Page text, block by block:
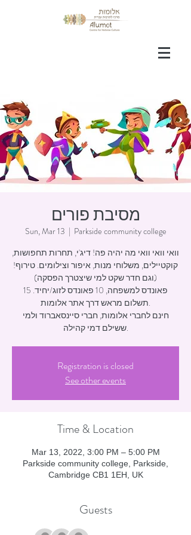
מסיבת פורים
Sun, Mar 13
  |
Parkside community college
וואי וואי וואי מה יהיה פה! דיג'י, תחרות תחפושות,
קוקטיילים, משלוחי מנות, איפור וצילומים. טירוף!
(וגם חדר שקט למי שיצטרך הפסקה)
15 פאונדס למשפחה, 10 פאונדס לזוג/יחיד.
תשלום מראש דרך אתר אלומות.
חינם לחברי אלומות, חברי סיינסאברוד ולמי
ששילם דמי קהילה.
Registration is closed
See other events
Time & Location
Mar 13, 2022, 3:00 PM – 5:00 PM
Parkside community college, Parkside,
Cambridge CB1 1EH, UK
Guests